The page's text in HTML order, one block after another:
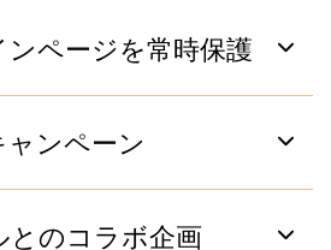
ページを常時保護
グインページで利用しており、
ンペーン
キャンペーン時にQueue-itを活用
とのコラボ企画